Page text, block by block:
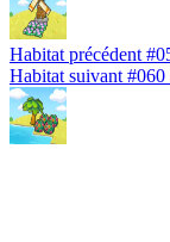
Habitat précédent
Habitat suivant #060